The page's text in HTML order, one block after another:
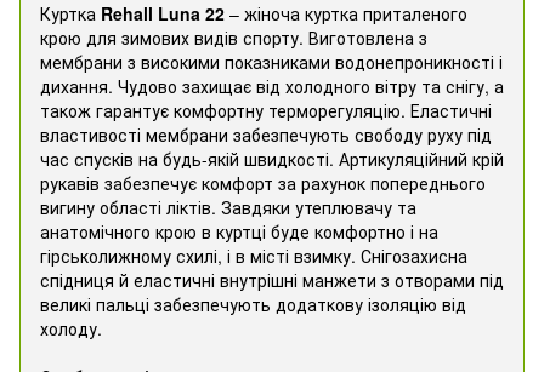
Куртка Rehall Luna 22 – жіноча куртка приталеного
крою для зимових видів спорту. Виготовлена з
мембрани з високими показниками водонепроникності і
дихання. Чудово захищає від холодного вітру та снігу, а
також гарантує комфортну терморегуляцію. Еластичні
властивості мембрани забезпечують свободу руху під
час спусків на будь-якій швидкості. Артикуляційний крій
рукавів забезпечує комфорт за рахунок попереднього
вигину області ліктів. Завдяки утеплювачу та
анатомічного крою в куртці буде комфортно і на
гірськолижному схилі, і в місті взимку. Снігозахисна
спідниця й еластичні внутрішні манжети з отворами під
великі пальці забезпечують додаткову ізоляцію від
холоду.